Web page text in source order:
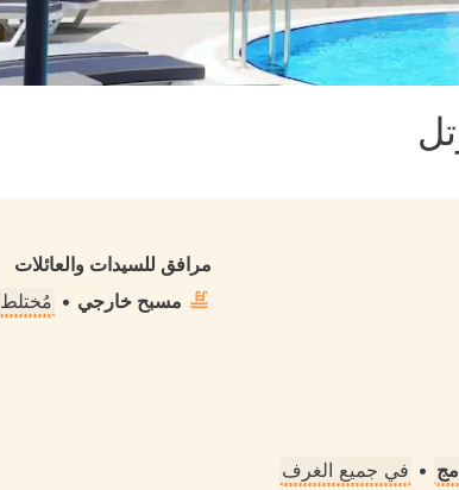
• في جميع الغرف
مرافق للسيدات والعائلات
مسبح خارجي • مُختلط